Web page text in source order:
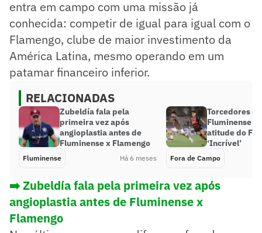
entra em campo com uma missão já
conhecida: competir de igual para igual com o
Flamengo, clube de maior investimento da
América Latina, mesmo operando em um
patamar financeiro inferior.
RELACIONADAS
Zubeldía fala pela
primeira vez após
angioplastia antes de
Fluminense x Flamengo
Fluminense Há 6 meses
Torcedores do
Fluminense
atitude do
‘Incrível’
Fora de Campo
➡️ Zubeldía fala pela primeira vez após
angioplastia antes de Fluminense x
Flamengo